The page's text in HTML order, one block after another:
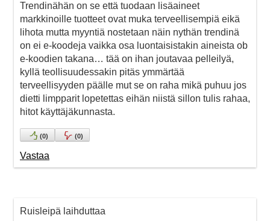
Trendinähän on se että tuodaan lisäaineet
markkinoille tuotteet ovat muka terveellisempiä eikä
lihota mutta myyntiä nostetaan näin nythän trendinä
on ei e-koodeja vaikka osa luontaisistakin aineista ob
e-koodien takana… tää on ihan joutavaa pelleilyä,
kyllä teollisuudessakin pitäs ymmärtää
terveellisyyden päälle mut se on raha mikä puhuu jos
dietti limpparit lopetettas eihän niistä sillon tulis rahaa,
hitot käyttäjäkunnasta.
(0) (0)
Vastaa
Ruisleipä laihduttaa